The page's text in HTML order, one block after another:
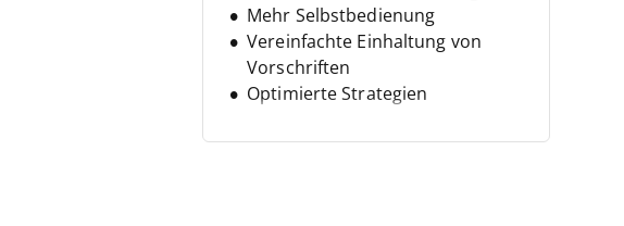
Mehr Selbstbedienung
Vereinfachte Einhaltung von
Vorschriften
Optimierte Strategien
Geringere Kosten